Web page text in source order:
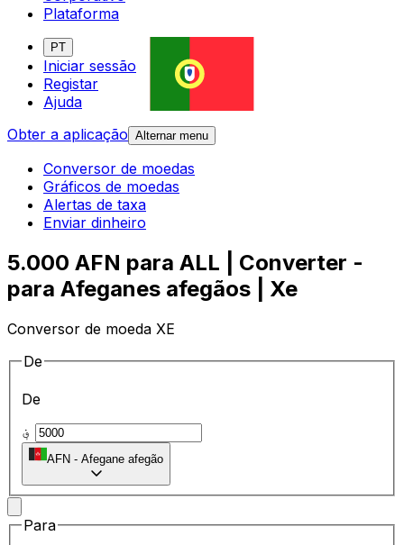
Plataforma
PT
Iniciar sessão
Registar
Ajuda
Obter a aplicação Alternar menu
Conversor de moedas
Gráficos de moedas
Alertas de taxa
Enviar dinheiro
5.000 AFN para ALL | Converter -
para Afeganes afegãos | Xe
Conversor de moeda XE
De
De
AFN - Afegane afegão
Para